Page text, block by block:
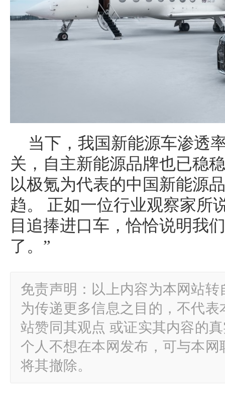
当下，我国新能源车渗透
关，自主新能源品牌也已稳
以极氪为代表的中国新能源
趋。 正如一位行业观察家所
目追捧进口车，恰恰说明我
了。”
免责声明：以上内容为本网站
为传递更多信息之目的，不代
站赞同其观点 或证实其内容的
个人不想在本网发布，可与本
将其撤除。